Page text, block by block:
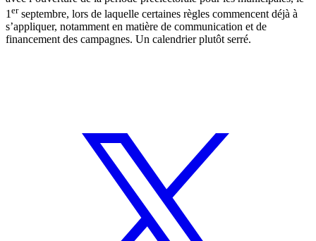
1 erseptembre, lors de laquelle certaines règles commencent déjà à
s’appliquer, notamment en matière de communication et de
financement des campagnes. Un calendrier plutôt serré.